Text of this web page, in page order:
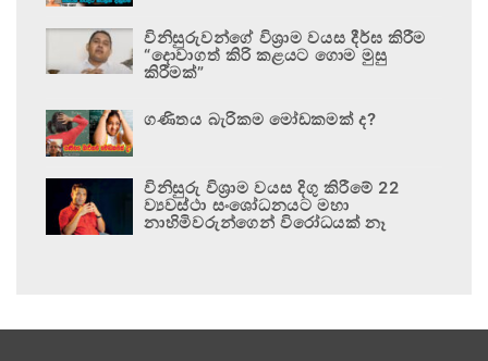
විනිසුරුවන්ගේ විශ්‍රාම වයස දීර්ඝ කිරීම
“දොවාගත් කිරි කළයට ගොම මුසු
කිරීමක්”
ගණිතය බැරිකම මෝඩකමක් ද?
විනිසුරු විශ්‍රාම වයස දිගු කිරීමේ 22
ව්‍යවස්ථා සංශෝධනයට මහා
නාහිමිවරුන්ගෙන් විරෝධයක් නෑ